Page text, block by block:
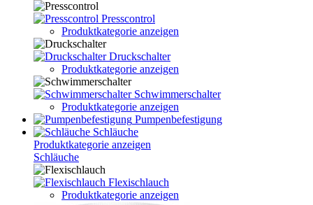
Presscontrol
Produktkategorie anzeigen
Druckschalter
Produktkategorie anzeigen
Schwimmerschalter
Produktkategorie anzeigen
Pumpenbefestigung
Schläuche
Produktkategorie anzeigen
Schläuche
Flexischlauch
Produktkategorie anzeigen